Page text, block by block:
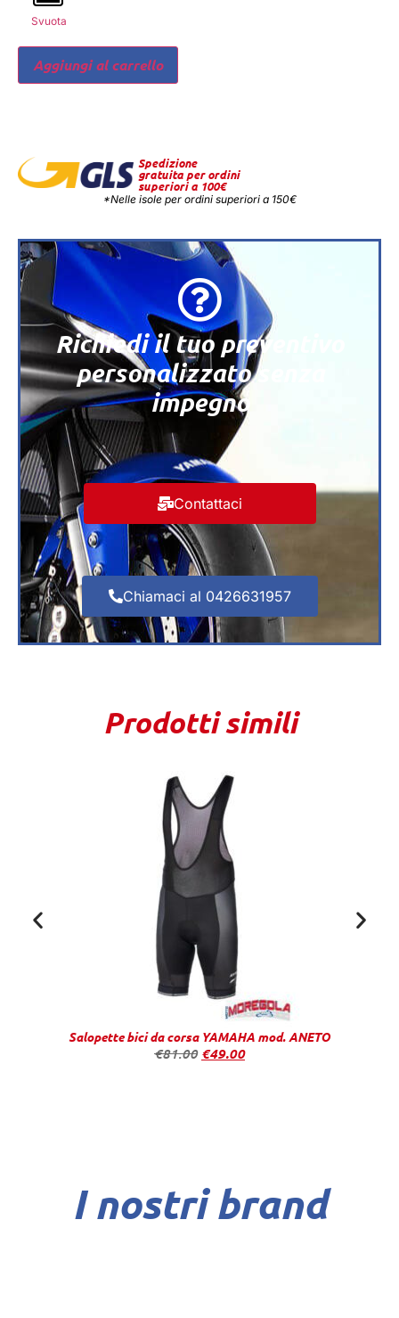
Svuota
Aggiungi al carrello
Spedizione
gratuita per ordini
superiori a 100€
*Nelle isole per ordini superiori a 150€
Richiedi il tuo preventivo
personalizzato senza
impegno
Contattaci
Chiamaci al 0426631957
Prodotti simili
Salopette bici da corsa YAMAHA mod. ANETO
€81.00 €49.00
I nostri brand